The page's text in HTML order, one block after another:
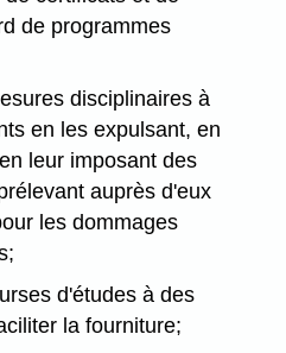
de programmes
disciplinaires à
en les expulsant, en
leur imposant des
auprès d'eux
les dommages
d'études à des
la fourniture;